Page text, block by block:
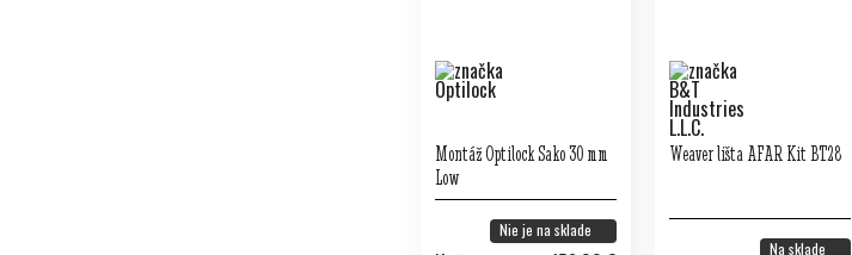
Montáž Optilock Sako 30 mm
Low
Nie je na sklade
Weaver lišta AFAR Kit BT28
Na sklade